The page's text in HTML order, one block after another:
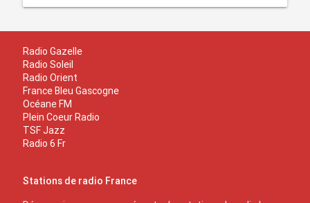
Radio Gazelle
Radio Soleil
Radio Orient
France Bleu Gascogne
Océane FM
Plein Coeur Radio
TSF Jazz
Radio 6 Fr
Stations de radio France